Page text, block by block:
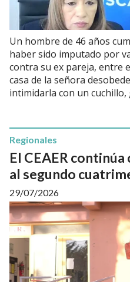
Un hombre de 46 años
haber sido imputado por
contra su ex pareja, entre
casa de la señora
intimidarla con un cuchillo,
El CEAER
al segundo
Regionales
29/07/2026